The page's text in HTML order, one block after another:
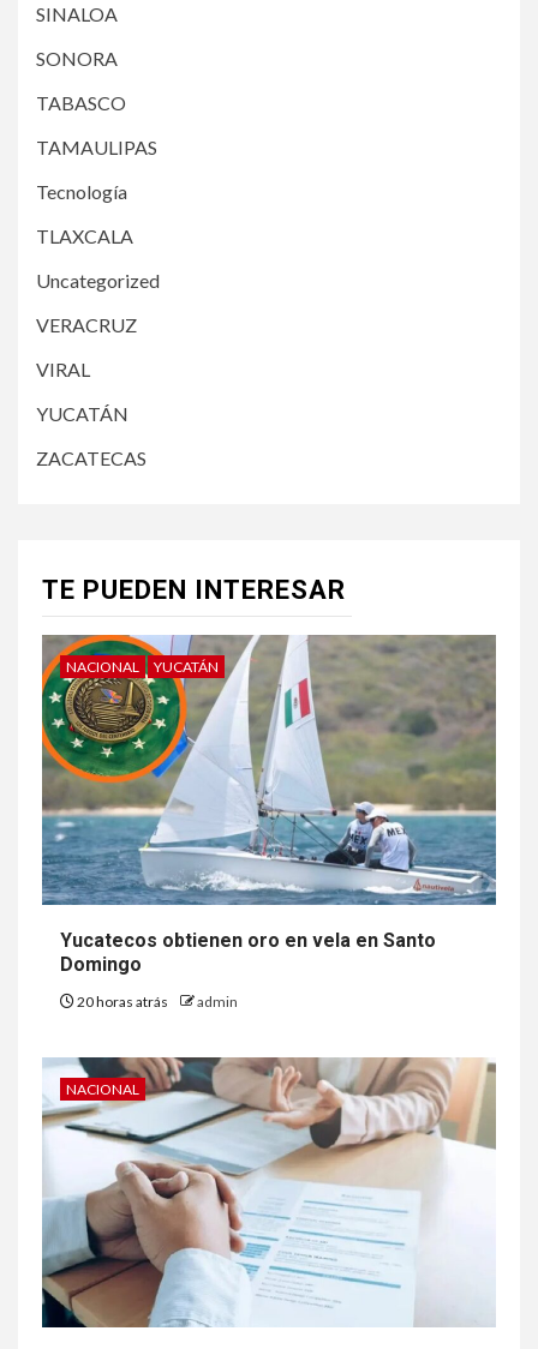
SINALOA
SONORA
TABASCO
TAMAULIPAS
Tecnología
TLAXCALA
Uncategorized
VERACRUZ
VIRAL
YUCATÁN
ZACATECAS
TE PUEDEN INTERESAR
NACIONAL YUCATÁN
Yucatecos obtienen oro en vela en Santo
Domingo
20 horas atrás admin
NACIONAL